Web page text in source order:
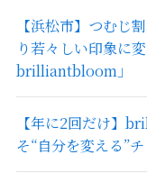
【浜松市】つむじ
り若々しい印象に
brilliantbloom」
【年に2回だけ】
そ“自分を変える”